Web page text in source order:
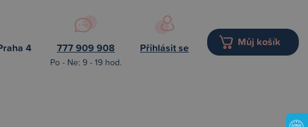
4 777 909 908
Po - Ne: 9 - 19 hod.
Přihlásit se Můj košík